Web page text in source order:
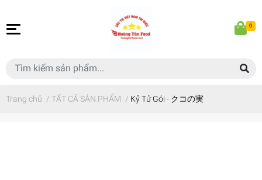
0
Trang chủ / TẤT CẢ SẢN PHẨM / Kỷ Tử Gói - クコの実